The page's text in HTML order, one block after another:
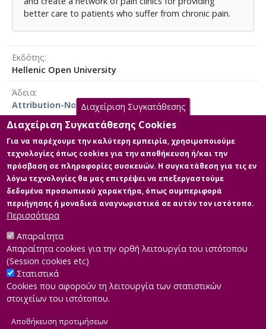
better care to patients who suffer from chronic pain.
Εκδότης
Hellenic Open University
Άδεια
Attribution-NoDerivatives 4.0 Διεθνές
Κύρια Αρχεία Διατριβής
Full text
Περιγραφή:
std511056_hormoviti_aggeliki.pdf
Διαχείριση Συγκατάθεσης
Διαχείριση Συγκατάθεσης Cookies
Για να παρέχουμε την καλύτερη εμπειρία, χρησιμοποιούμε
τεχνολογίες όπως cookies για την αποθήκευση ή/και την
πρόσβαση σε πληροφορίες συσκευών. Η συγκατάθεση για τις εν
λόγω τεχνολογίες θα μας επιτρέψει να επεξεργαστούμε
δεδομένα προσωπικού χαρακτήρα, όπως συμπεριφορά
περιήγησης ή μοναδικά αναγνωριστικά σε αυτόν τον ιστότοπο.
Περισσότερα
Απαραίτητα
Απαραίτητα cookies για την ορθή λειτουργία του ιστότοπου
(Session cookies etc)
Στατιστικά
Cookies που αφορούν τη λειτουργία των στατιστικών
στοιχείων του ιστότοπου.
Αποθήκευση προτιμήσεων